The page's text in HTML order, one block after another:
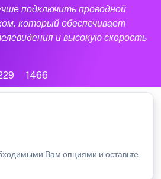
подключить проводной
который обеспечивает
и высокую скорость
1466
Вам опциями и оставьте